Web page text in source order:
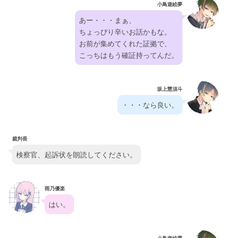
小鳥遊絵夢
あー・・・まぁ、
ちょっぴり辛いお話かもな。
お前が集めてくれた証拠で、
こっちはもう確証持ってんだ。
坂上慧須斗
・・・なら良い。
裁判長
検察官、起訴状を朗読してください。
雨乃優楽
はい。